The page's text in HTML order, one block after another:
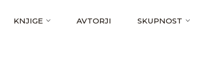
KNJIGE AVTORJI SKUPNOST